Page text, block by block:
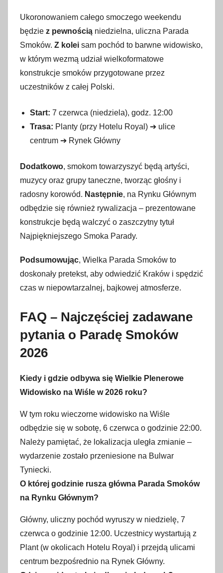
Ukoronowaniem całego smoczego weekendu
będzie z pewnością niedzielna, uliczna Parada
Smoków. Z kolei sam pochód to barwne widowisko,
w którym wezmą udział wielkoformatowe
konstrukcje smoków przygotowane przez
uczestników z całej Polski.
Start: 7 czerwca (niedziela), godz. 12:00
Trasa: Planty (przy Hotelu Royal) ➔ ulice
centrum ➔ Rynek Główny
Dodatkowo, smokom towarzyszyć będą artyści,
muzycy oraz grupy taneczne, tworząc głośny i
radosny korowód. Następnie, na Rynku Głównym
odbędzie się również rywalizacja – prezentowane
konstrukcje będą walczyć o zaszczytny tytuł
Najpiękniejszego Smoka Parady.
Podsumowując, Wielka Parada Smoków to
doskonały pretekst, aby odwiedzić Kraków i spędzić
czas w niepowtarzalnej, bajkowej atmosferze.
FAQ – Najczęściej zadawane
pytania o Paradę Smoków
2026
Kiedy i gdzie odbywa się Wielkie Plenerowe
Widowisko na Wiśle w 2026 roku?
W tym roku wieczorne widowisko na Wiśle
odbędzie się w sobotę, 6 czerwca o godzinie 22:00.
Należy pamiętać, że lokalizacja uległa zmianie –
wydarzenie zostało przeniesione na Bulwar
Tyniecki.
O której godzinie rusza główna Parada Smoków
na Rynku Głównym?
Główny, uliczny pochód wyruszy w niedzielę, 7
czerwca o godzinie 12:00. Uczestnicy wystartują z
Plant (w okolicach Hotelu Royal) i przejdą ulicami
centrum bezpośrednio na Rynek Główny.